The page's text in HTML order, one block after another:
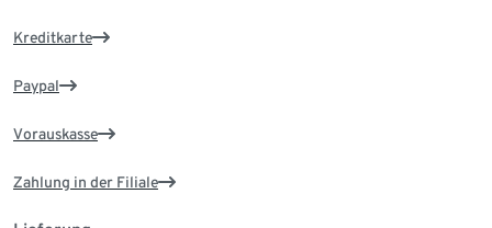
Kreditkarte
Paypal
Vorauskasse
Zahlung in der Filiale